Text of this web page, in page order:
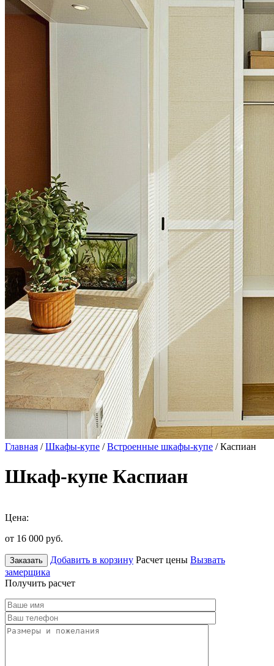
Главная /Шкафы-купе /Встроенные шкафы-купе / Каспиан
Шкаф-купе Каспиан
Цена:
от 16 000 руб.
Заказать Добавить в корзину Расчет цены Вызвать
замерщика
Получить расчет